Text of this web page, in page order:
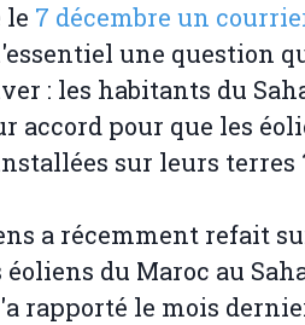
le 7 décembre un
une question
: les habitants du
accord pour que les
sur leurs terres
a récemment refait
éoliens du Maroc au
rapporté le mois